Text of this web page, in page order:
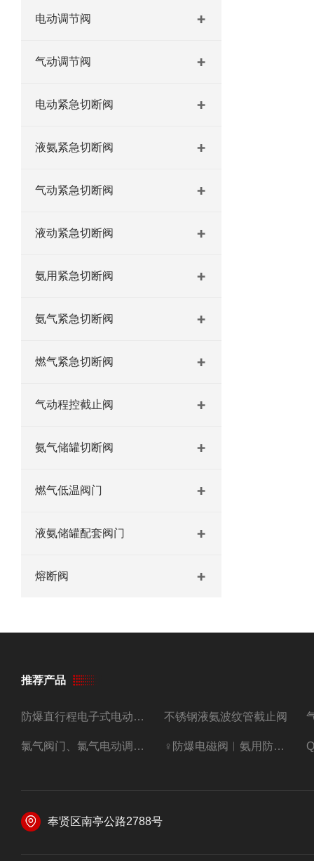
电动调节阀
气动调节阀
电动紧急切断阀
液氨紧急切断阀
气动紧急切断阀
液动紧急切断阀
氨用紧急切断阀
氨气紧急切断阀
燃气紧急切断阀
气动程控截止阀
氨气储罐切断阀
燃气低温阀门
液氨储罐配套阀门
熔断阀
推荐产品
防爆直行程电子式电动调节阀 不锈钢液氨波纹管截止阀
氯气阀门、氯气电动调节阀 ♀防爆电磁阀︳氨用防爆紧急切断阀
奉贤区南亭公路2788号